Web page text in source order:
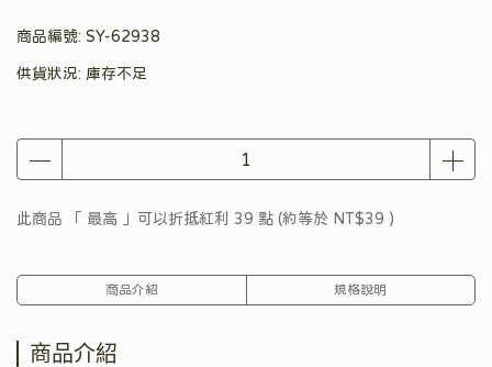
商品編號: SY-62938
供貨狀況: 庫存不足
此商品 「 最高 」可以折抵紅利 39 點 (約等於 NT$39 )
商品介紹 規格說明
商品介紹